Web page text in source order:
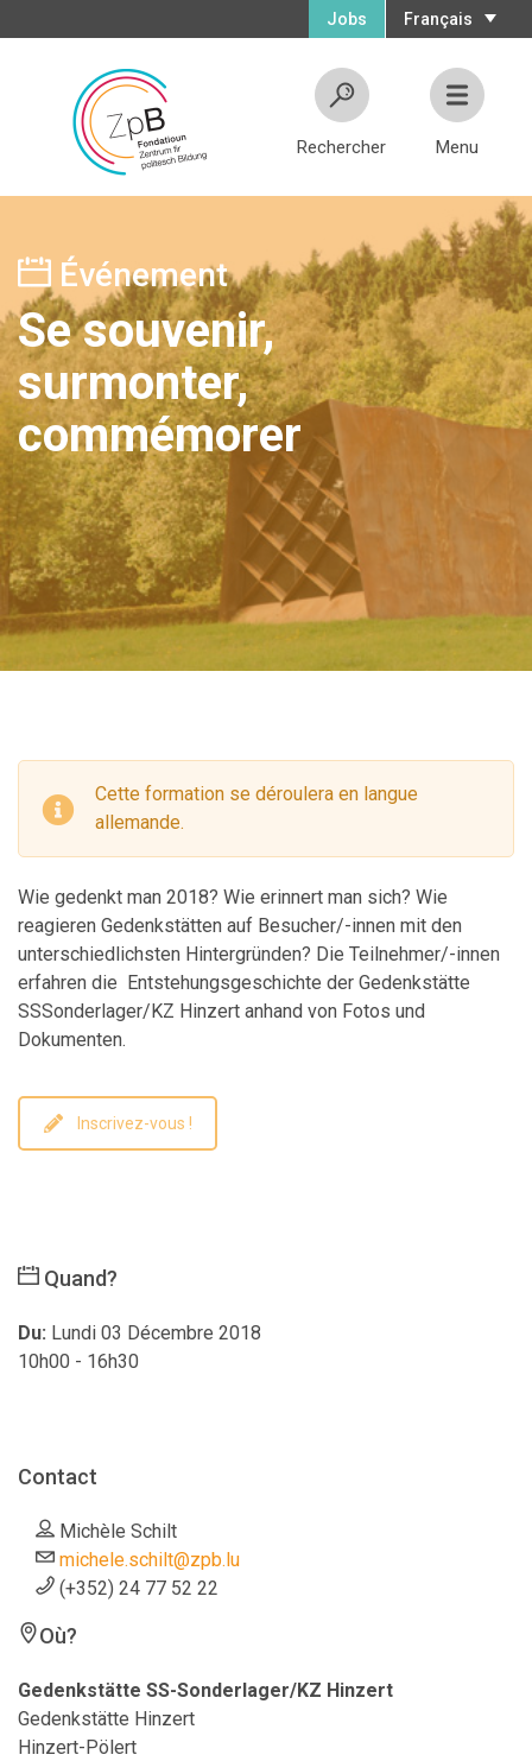
Français
Jobs
Rechercher Menu
Événement
Se souvenir,
surmonter,
commémorer
Cette formation se déroulera en langue
allemande.
Wie gedenkt man 2018? Wie erinnert man sich? Wie
reagieren Gedenkstätten auf Besucher/-innen mit den
unterschiedlichsten Hintergründen? Die Teilnehmer/-innen
erfahren die Entstehungsgeschichte der Gedenkstätte
SSSonderlager/KZ Hinzert anhand von Fotos und
Dokumenten.
Inscrivez-vous !
Quand?
Du: Lundi 03 Décembre 2018
10h00 - 16h30
Contact
Michèle Schilt
michele.schilt@zpb.lu
(+352) 24 77 52 22
Où?
Gedenkstätte SS-Sonderlager/KZ Hinzert
Gedenkstätte Hinzert
Hinzert-Pölert